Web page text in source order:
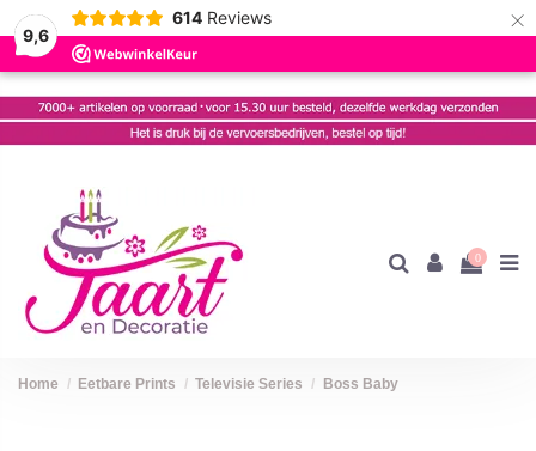
9,6
614 Reviews ×
0
Home Eetbare Prints Televisie Series Boss Baby